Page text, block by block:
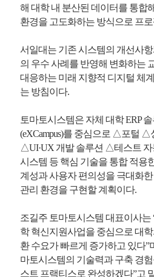
해 대학 내 분산된 데이터를 통합
환경을 고도화하는 방식으로 프
서일대는 기존 시스템의 개선사
의 우수 사례를 반영해 변화하는
대응하는 미래 지향적 디지털 체
는 방침이다.
토마토시스템은 자체 대학 ERP
(eXCampus)를 중심으로 △포털 △
△UI·UX 개발 솔루션 △테스트
시스템 등 핵심 기술을 통합 적용
계성과 사용자 편의성을 극대화
관리 환경을 구현할 계획이다.
조길주 토마토시스템 대표이사는
학 혁신지원사업을 중심으로 대
환 수요가 빠르게 증가하고 있다”
마토시스템의 기술력과 구축 경
스트 프랙티스로 완성하겠다”고